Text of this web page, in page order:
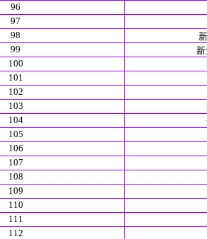
96
97
98
99
新
100
101
102
103
104
105
106
107
108
109
110
111
112